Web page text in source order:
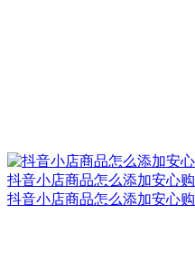
抖音小店商品怎么添加安心购
抖音小店商品怎么添加安心购